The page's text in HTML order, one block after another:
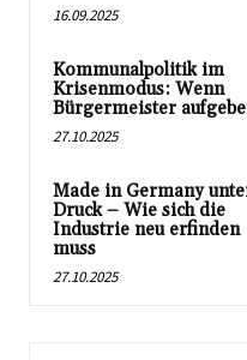
16.09.2025
Kommunalpolitik im
Krisenmodus: Wenn
Bürgermeister
27.10.2025
Made in Germany
Druck – Wie sich die
Industrie neu erfinden
muss
27.10.2025